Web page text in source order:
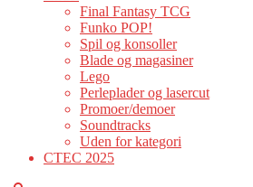
Final Fantasy TCG
Funko POP!
Spil og konsoller
Blade og magasiner
Lego
Perleplader og lasercut
Promoer/demoer
Soundtracks
Uden for kategori
CTEC 2025